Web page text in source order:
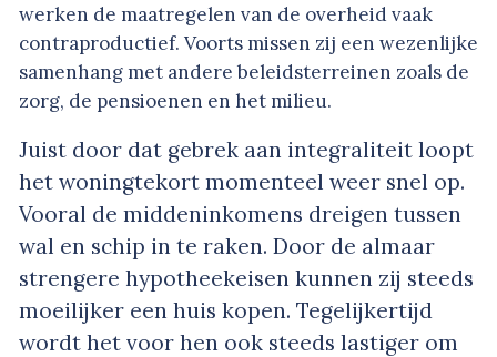
werken de maatregelen van de overheid vaak
contraproductief. Voorts missen zij een wezenlijke
samenhang met andere beleidsterreinen zoals de
zorg, de pensioenen en het milieu.
Juist door dat gebrek aan integraliteit loopt
het woningtekort momenteel weer snel op.
Vooral de middeninkomens dreigen tussen
wal en schip in te raken. Door de almaar
strengere hypotheekeisen kunnen zij steeds
moeilijker een huis kopen. Tegelijkertijd
wordt het voor hen ook steeds lastiger om